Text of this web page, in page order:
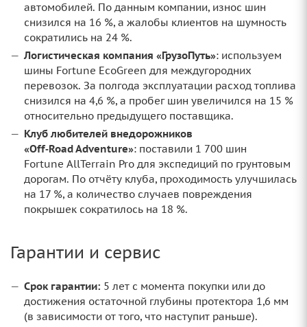
автомобилей. По данным компании, износ шин
снизился на 16 %, а жалобы клиентов на шумность
сократились на 24 %.
Логистическая компания «ГрузоПуть»: используем
шины Fortune EcoGreen для междугородних
перевозок. За полгода эксплуатации расход топлива
снизился на 4,6 %, а пробег шин увеличился на 15 %
относительно предыдущего поставщика.
Клуб любителей внедорожников
«Off‑Road Adventure»: поставили 1 700 шин
Fortune AllTerrain Pro для экспедиций по грунтовым
дорогам. По отчёту клуба, проходимость улучшилась
на 17 %, а количество случаев повреждения
покрышек сократилось на 18 %.
Гарантии и сервис
Срок гарантии: 5 лет с момента покупки или до
достижения остаточной глубины протектора 1,6 мм
(в зависимости от того, что наступит раньше).